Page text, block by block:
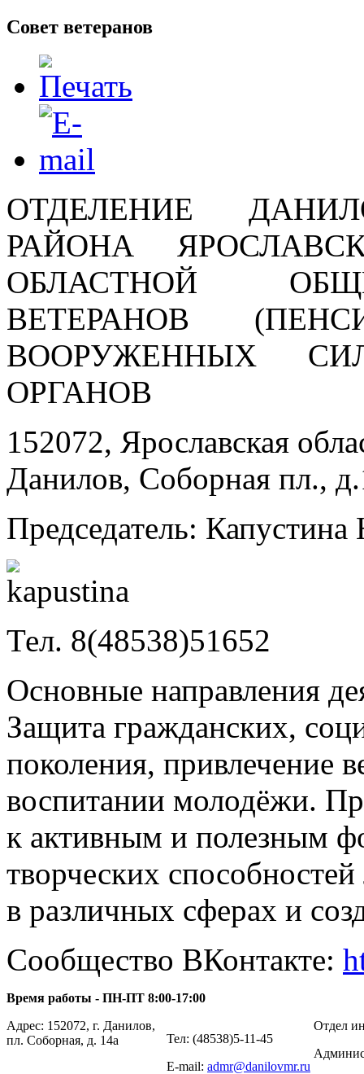
Совет ветеранов
ОТДЕЛЕНИЕ
РАЙОНА
ОБЛАСТНОЙ
ВЕТЕРАНОВ
ВООРУЖЕННЫХ
ОРГАНОВ
152072, Ярославская
Данилов, Соборная пл.,
Председатель:
Тел. 8(48538)51652
Основные направления
Защита гражданских,
поколения, привлечение
воспитании молодёжи.
к активным и полезным
творческих
в различных сферах и
Сообщество ВКонтакте:
Время работы - ПН-ПТ 8:00-17:00
Адрес: 152072, г. Данилов,
пл. Соборная, д. 14а
Тел: (48538)5-11-45
E-mail: admr@danilovmr.ru
Отдел